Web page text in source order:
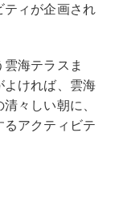
ティが企画され
海テラスま
よければ、雲海
々しい朝に、
アクティビテ